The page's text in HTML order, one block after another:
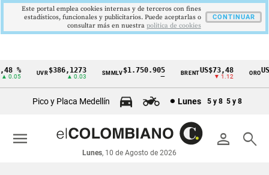
Cintillo
económicos
Colombia
% UVR$386,1273
▲ 0.03
SMMLV$1.750.905 BRENTUS$73,48
▼ 1.12
ORO
Pico y Placa Medellín Lunes 5 y 8 5 y 8
person search
Lunes, 10 de Agosto de 2026
menu
Este portal emplea cookies internas y de terceros con fines
estadísticos, funcionales y publicitarios. Puede aceptarlas o
consultar más en nuestra politica de cookies
CONTINUAR